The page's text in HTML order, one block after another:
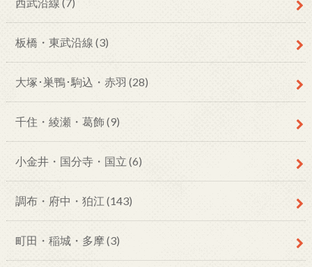
西武沿線 (7)
板橋・東武沿線 (3)
大塚･巣鴨･駒込・赤羽 (28)
千住・綾瀬・葛飾(9)
小金井・国分寺・国立 (6)
調布・府中・狛江 (143)
町田・稲城・多摩(3)